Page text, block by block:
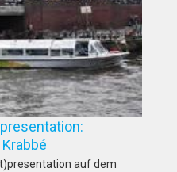
Krabbé
auf dem